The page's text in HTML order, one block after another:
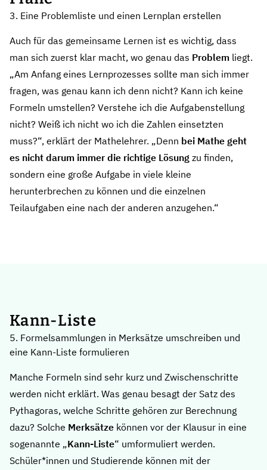
3. Eine Problemliste und einen Lernplan erstellen
Auch für das gemeinsame Lernen ist es wichtig, dass
man sich zuerst klar macht, wo genau das Problem liegt.
„Am Anfang eines Lernprozesses sollte man sich immer
fragen, was genau kann ich denn nicht? Kann ich keine
Formeln umstellen? Verstehe ich die Aufgabenstellung
nicht? Weiß ich nicht wo ich die Zahlen einsetzten
muss?“, erklärt der Mathelehrer. „Denn bei Mathe geht
es nicht darum immer die richtige Lösung zu finden,
sondern eine große Aufgabe in viele kleine
herunterbrechen zu können und die einzelnen
Teilaufgaben eine nach der anderen anzugehen.“
Kann-Liste
5. Formelsammlungen in Merksätze umschreiben und
eine Kann-Liste formulieren
Manche Formeln sind sehr kurz und Zwischenschritte
werden nicht erklärt. Was genau besagt der Satz des
Pythagoras, welche Schritte gehören zur Berechnung
dazu? Solche Merksätze können vor der Klausur in eine
sogenannte „Kann-Liste“ umformuliert werden.
Schüler*innen und Studierende können mit der